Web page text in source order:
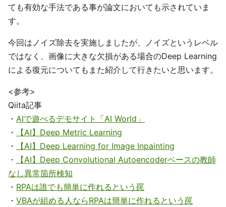
ても有効な手法である事が論文においても示されていま
す。
今回はノイズ除去を実施しましたが、ノイズというレベル
ではなく、画像に大きな欠損がある場合のDeep Learning
による復元についてもまた紹介して行きたいと思います。
<参考>
Qiita記事
・ AIで遊べるデモサイト「AI World」
・
【AI】Deep Metric Learning
・
【AI】Deep Learning for Image Inpainting
・
【AI】Deep Convolutional Autoencoderベースの教師
なし異常箇所検知
・ RPAは誰でも簡単に作れるという罠
・ VBAが組める人ならRPAは簡単に作れるという罠